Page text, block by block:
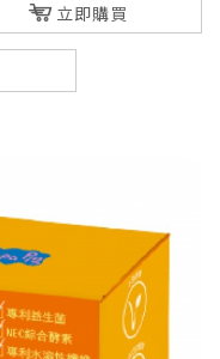
立即購買